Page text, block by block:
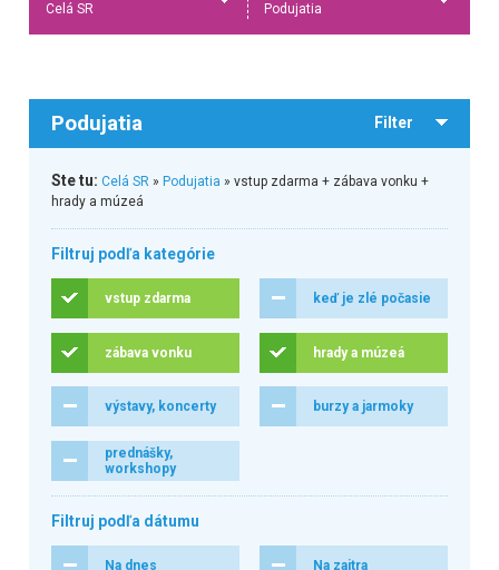
Celá SR Podujatia
Podujatia Filter
Ste tu: Celá SR» Podujatia » vstup zdarma + zábava vonku +
hrady a múzeá
Filtruj podľa kategórie
vstup zdarma keď je zlé počasie
zábava vonku hrady a múzeá
výstavy, koncerty burzy a jarmoky
prednášky,
workshopy
Filtruj podľa dátumu
Na dnes Na zajtra